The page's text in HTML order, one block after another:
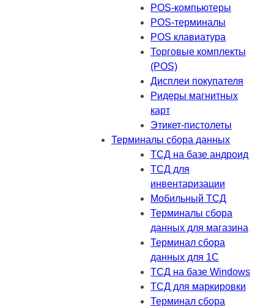
POS-компьютеры
POS-терминалы
POS клавиатура
Торговые комплекты
(POS)
Дисплеи покупателя
Ридеры магнитных
карт
Этикет-пистолеты
Терминалы сбора данных
ТСД на базе андроид
ТСД для
инвентаризации
Мобильный ТСД
Терминалы сбора
данных для магазина
Терминал сбора
данных для 1C
ТСД на базе Windows
ТСД для маркировки
Терминал сбора